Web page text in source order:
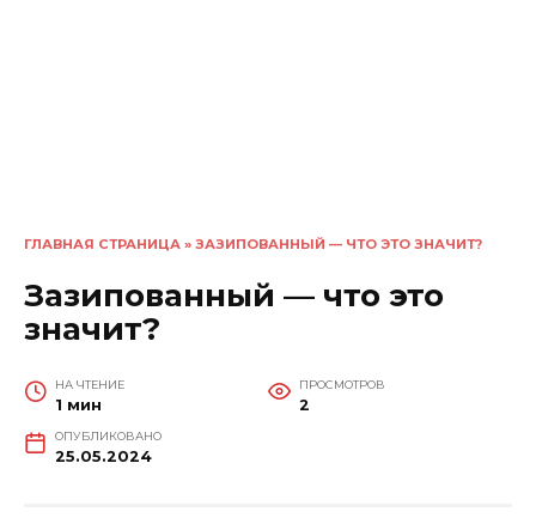
ГЛАВНАЯ СТРАНИЦА » ЗАЗИПОВАННЫЙ — ЧТО ЭТО ЗНАЧИТ?
Зазипованный — что это
значит?
НА ЧТЕНИЕ
1 мин
ПРОСМОТРОВ
2
ОПУБЛИКОВАНО
25.05.2024